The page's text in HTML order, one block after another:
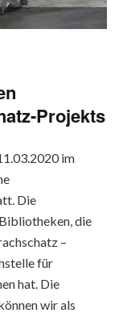
Projekts
im
Die
die
–
für
hat. Die
wir als